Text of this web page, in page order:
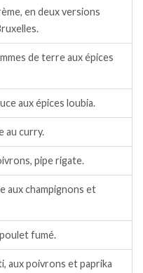
en deux versions
de terre aux épices
aux épices loubia.
au curry.
pipe rigate.
aux champignons et
fumé.
aux poivrons et paprika